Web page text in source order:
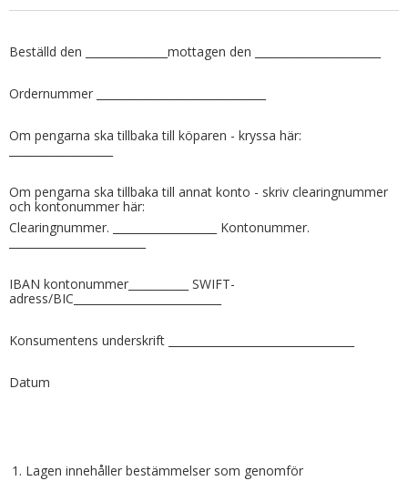
Beställd den _______________mottagen den _______________________
Ordernummer _______________________________
Om pengarna ska tillbaka till köparen - kryssa här:
Om pengarna ska tillbaka till annat konto - skriv clearingnummer
och kontonummer här:
Clearingnummer. ___________________ Kontonummer.
IBAN kontonummer___________ SWIFT-
adress/BIC___________________________
Konsumentens underskrift __________________________________
Datum
Lagen innehåller bestämmelser som genomför